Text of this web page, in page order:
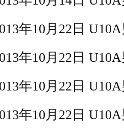
年10月22日
年10月22日
年10月22日
年10月22日